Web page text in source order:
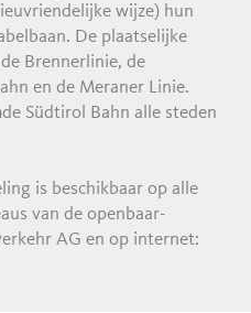
wijze) hun
De plaatselijke
Brennerlinie, de
en de Meraner Linie.
Südtirol Bahn alle steden
is beschikbaar op alle
van de openbaar-
AG en op internet: